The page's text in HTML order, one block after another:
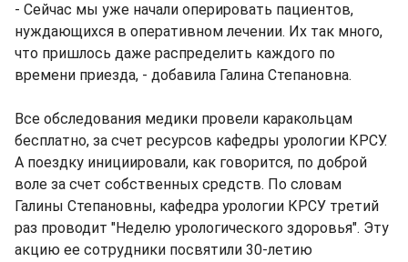
- Сейчас мы уже начали оперировать пациентов,
нуждающихся в оперативном лечении. Их так много,
что пришлось даже распределить каждого по
времени приезда, - добавила Галина Степановна.
Все обследования медики провели каракольцам
бесплатно, за счет ресурсов кафедры урологии КРСУ.
А поездку инициировали, как говорится, по доброй
воле за счет собственных средств. По словам
Галины Степановны, кафедра урологии КРСУ третий
раз проводит "Неделю урологического здоровья". Эту
акцию ее сотрудники посвятили 30-летию